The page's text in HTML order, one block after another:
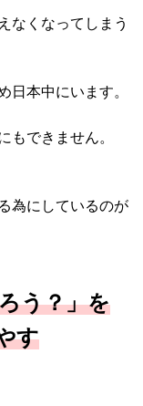
なくなってしまう
日本中にいます。
もできません。
為にしているのが
う？」を
す